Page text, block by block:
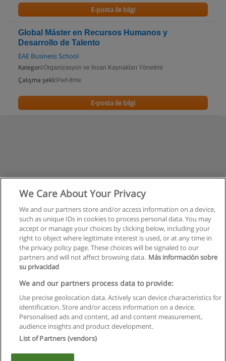
E-posta ile bilgi
Global Máster en Recursos Humanos y
Desarrollo de Talento
EAE Business School
Kategori:Organizasyon ve İnsan Kaynakları Yönetimi
Çalışma şekli: Part-time
E-posta ile bilgi
Kullanım koşulları
Gizlilik politikası
İletişim Educaedu
Copyright © Educaedu Business S.L. - CIF : B-95610580: -
We Care About Your Privacy
We and our partners store and/or access information on a device,
such as unique IDs in cookies to process personal data. You may
accept or manage your choices by clicking below, including your
right to object where legitimate interest is used, or at any time in
the privacy policy page. These choices will be signaled to our
partners and will not affect browsing data. Más información sobre
su privacidad
We and our partners process data to provide:
Use precise geolocation data. Actively scan device characteristics for
identification. Store and/or access information on a device.
Personalised ads and content, ad and content measurement,
audience insights and product development.
List of Partners (vendors)